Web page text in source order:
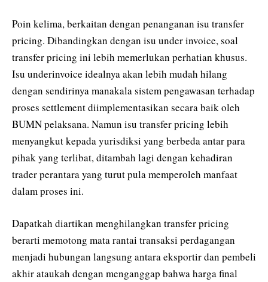
Poin kelima, berkaitan dengan penanganan isu transfer
pricing. Dibandingkan dengan isu under invoice, soal
transfer pricing ini lebih memerlukan perhatian khusus.
Isu underinvoice idealnya akan lebih mudah hilang
dengan sendirinya manakala sistem pengawasan terhadap
proses settlement diimplementasikan secara baik oleh
BUMN pelaksana. Namun isu transfer pricing lebih
menyangkut kepada yurisdiksi yang berbeda antar para
pihak yang terlibat, ditambah lagi dengan kehadiran
trader perantara yang turut pula memperoleh manfaat
dalam proses ini.
Dapatkah diartikan menghilangkan transfer pricing
berarti memotong mata rantai transaksi perdagangan
menjadi hubungan langsung antara eksportir dan pembeli
akhir ataukah dengan menganggap bahwa harga final